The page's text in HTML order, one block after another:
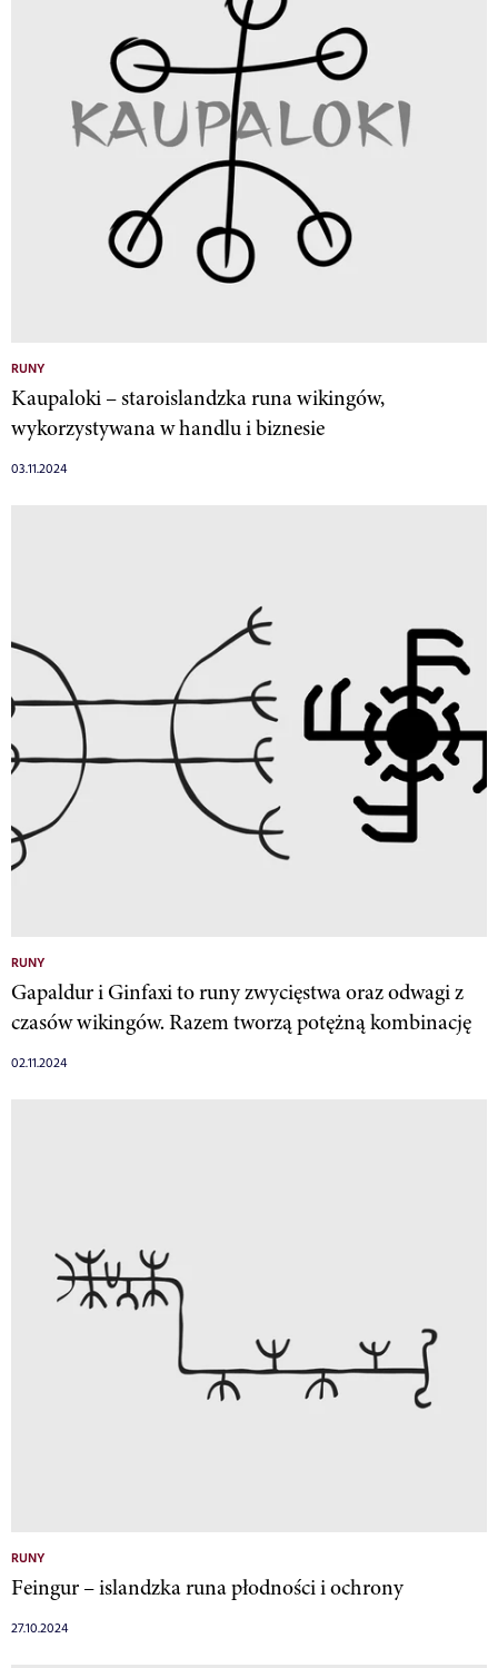
RUNY
Kaupaloki – staroislandzka runa wikingów,
wykorzystywana w handlu i biznesie
03.11.2024
RUNY
Gapaldur i Ginfaxi to runy zwycięstwa oraz odwagi z
czasów wikingów. Razem tworzą potężną kombinację
02.11.2024
RUNY
Feingur – islandzka runa płodności i ochrony
27.10.2024